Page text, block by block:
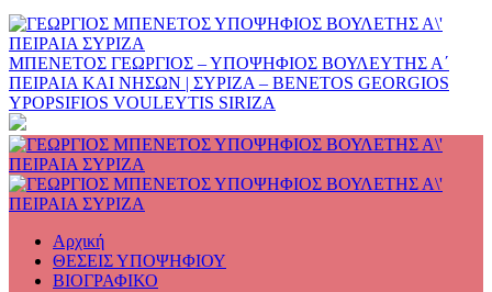
ΜΠΕΝΕΤΟΣ ΓΕΩΡΓΙΟΣ – ΥΠΟΨΗΦΙΟΣ ΒΟΥΛΕΥΤΗΣ Α΄
ΠΕΙΡΑΙΑ ΚΑΙ ΝΗΣΩΝ | ΣΥΡΙΖΑ – BENETOS GEORGIOS
YPOPSIFIOS VOULEYTIS SIRIZA
Αρχική
ΘΕΣΕΙΣ ΥΠΟΨΗΦΙΟΥ
ΒΙΟΓΡΑΦΙΚΟ